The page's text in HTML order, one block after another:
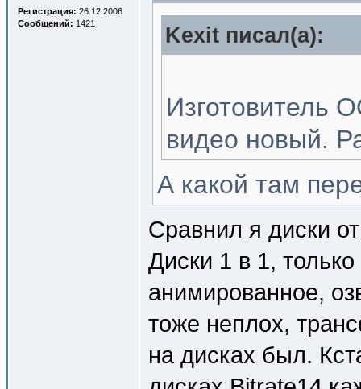
Регистрация: 26.12.2006
Сообщений: 1421 Kexit писал(a):
Изготовитель
видео новый.
А какой там
Сравнил я диски
Диски 1 в 1,
анимированное,
тоже неплох,
на дисках был.